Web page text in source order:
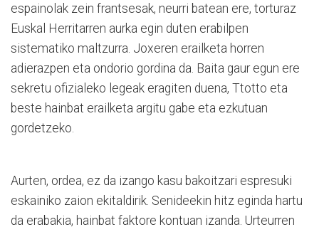
espainolak zein frantsesak, neurri batean ere, torturaz
Euskal Herritarren aurka egin duten erabilpen
sistematiko maltzurra. Joxeren erailketa horren
adierazpen eta ondorio gordina da. Baita gaur egun ere
sekretu ofizialeko legeak eragiten duena, Ttotto eta
beste hainbat erailketa argitu gabe eta ezkutuan
gordetzeko.
Aurten, ordea, ez da izango kasu bakoitzari espresuki
eskainiko zaion ekitaldirik. Senideekin hitz eginda hartu
da erabakia, hainbat faktore kontuan izanda. Urteurren